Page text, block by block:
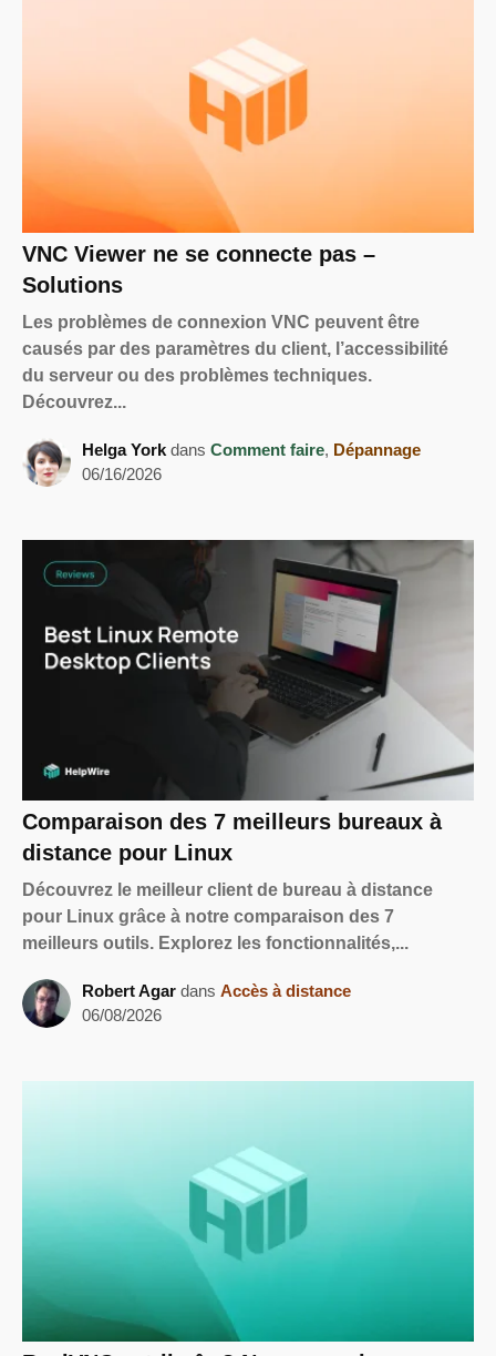
VNC Viewer ne se connecte pas –
Solutions
Les problèmes de connexion VNC peuvent être
causés par des paramètres du client, l’accessibilité
du serveur ou des problèmes techniques.
Découvrez...
Helga York dans Comment faire, Dépannage
06/16/2026
Comparaison des 7 meilleurs bureaux à
distance pour Linux
Découvrez le meilleur client de bureau à distance
pour Linux grâce à notre comparaison des 7
meilleurs outils. Explorez les fonctionnalités,...
Robert Agar dans Accès à distance
06/08/2026